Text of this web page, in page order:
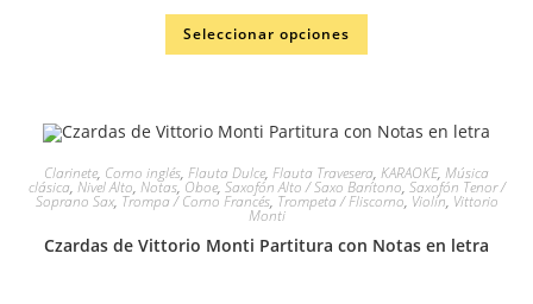
Valorado en
5.00de 5
Seleccionar opciones
Clarinete, Corno inglés, Flauta Dulce, Flauta Travesera, KARAOKE, Música
clásica, Nivel Alto, Notas,Oboe, Saxofón Alto / Saxo Barítono, Saxofón Tenor /
Soprano Sax, Trompa / Corno Francés, Trompeta / Fliscorno, Violín, Vittorio
Monti
Czardas de Vittorio Monti Partitura con Notas en letra